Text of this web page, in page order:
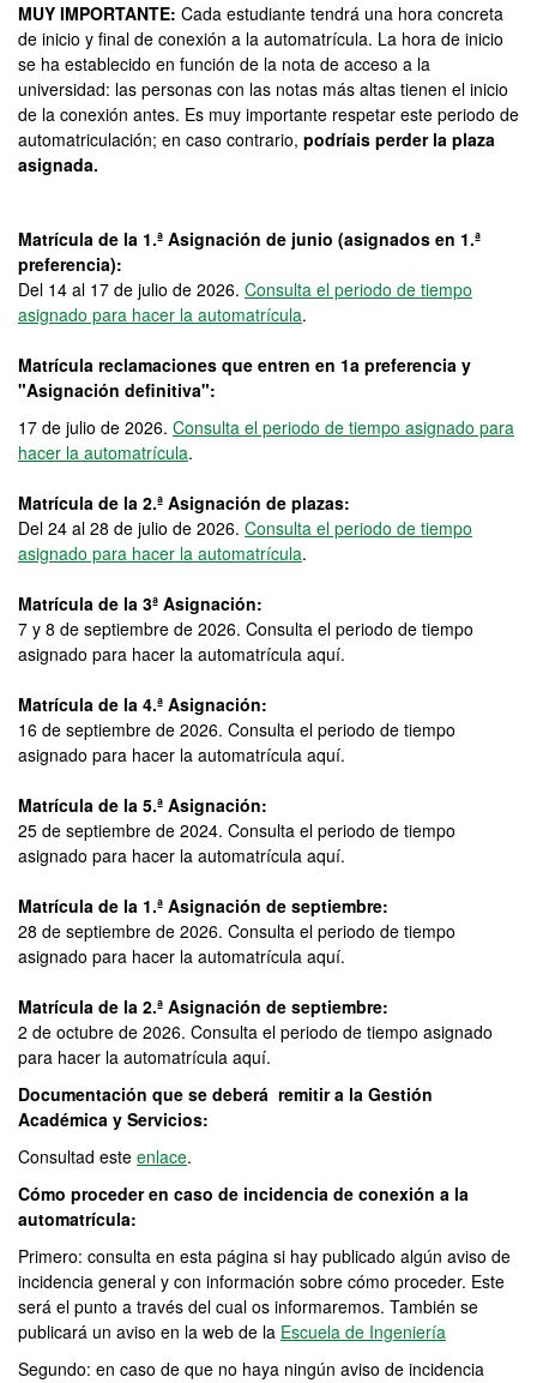
MUY IMPORTANTE: Cada estudiante tendrá una hora concreta
de inicio y final de conexión a la automatrícula. La hora de inicio
se ha establecido en función de la nota de acceso a la
universidad: las personas con las notas más altas tienen el inicio
de la conexión antes. Es muy importante respetar este periodo de
automatriculación; en caso contrario, podríais perder la plaza
asignada.
Matrícula de la 1.ª Asignación de junio (asignados en 1.ª
preferencia):
Del 14 al 17 de julio de 2026. Consulta el periodo de tiempo
asignado para hacer la automatrícula.
Matrícula reclamaciones que entren en 1a preferencia y
"Asignación definitiva":
17 de julio de 2026. Consulta el periodo de tiempo asignado para
hacer la automatrícula.
Matrícula de la 2.ª Asignación de plazas:
Del 24 al 28 de julio de 2026. Consulta el periodo de tiempo
asignado para hacer la automatrícula.
Matrícula de la 3ª Asignación:
7 y 8 de septiembre de 2026. Consulta el periodo de tiempo
asignado para hacer la automatrícula aquí.
Matrícula de la 4.ª Asignación:
16 de septiembre de 2026. Consulta el periodo de tiempo
asignado para hacer la automatrícula aquí.
Matrícula de la 5.ª Asignación:
25 de septiembre de 2024. Consulta el periodo de tiempo
asignado para hacer la automatrícula aquí.
Matrícula de la 1.ª Asignación de septiembre:
28 de septiembre de 2026. Consulta el periodo de tiempo
asignado para hacer la automatrícula aquí.
Matrícula de la 2.ª Asignación de septiembre:
2 de octubre de 2026. Consulta el periodo de tiempo asignado
para hacer la automatrícula aquí.
Documentación que se deberá remitir a la Gestión
Académica y Servicios:
Consultad este enlace.
Cómo proceder en caso de incidencia de conexión a la
automatrícula:
Primero: consulta en esta página si hay publicado algún aviso de
incidencia general y con información sobre cómo proceder. Este
será el punto a través del cual os informaremos. También se
publicará un aviso en la web de la Escuela de Ingeniería
Segundo: en caso de que no haya ningún aviso de incidencia